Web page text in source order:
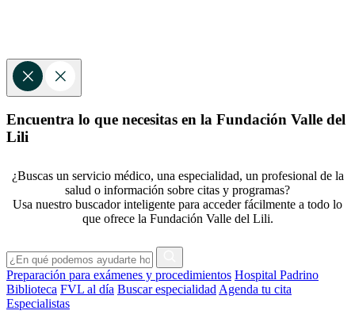
Encuentra lo que necesitas en la Fundación Valle del
Lili
¿Buscas un servicio médico, una especialidad, un profesional de la
salud o información sobre citas y programas?
Usa nuestro buscador inteligente para acceder fácilmente a todo lo
que ofrece la Fundación Valle del Lili.
Preparación para exámenes y procedimientos Hospital Padrino
Biblioteca FVL al día Buscar especialidad Agenda tu cita
Especialistas